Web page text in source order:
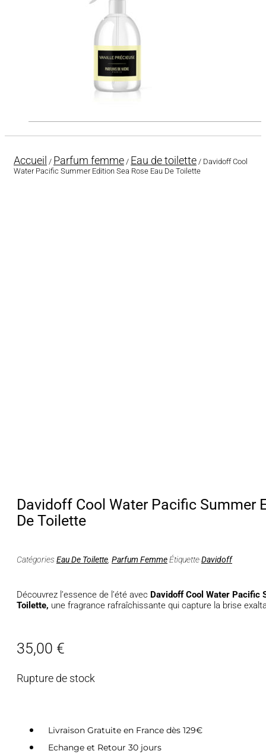
Accueil / Parfum femme / Eau de toilette / Davidoff Cool
Water Pacific Summer Edition Sea Rose Eau De Toilette
Davidoff Cool Water Pacific Summer
De Toilette
CatégoriesEau De Toilette Parfum FemmeÉtiquetteDavidoff
Découvrez l’essence de l’été avec Davidoff Cool Water Pacific
Toilette, une fragrance rafraîchissante qui capture la brise
35,00 €
Rupture de stock
Livraison Gratuite en France dès 129€
Echange et Retour 30 jours